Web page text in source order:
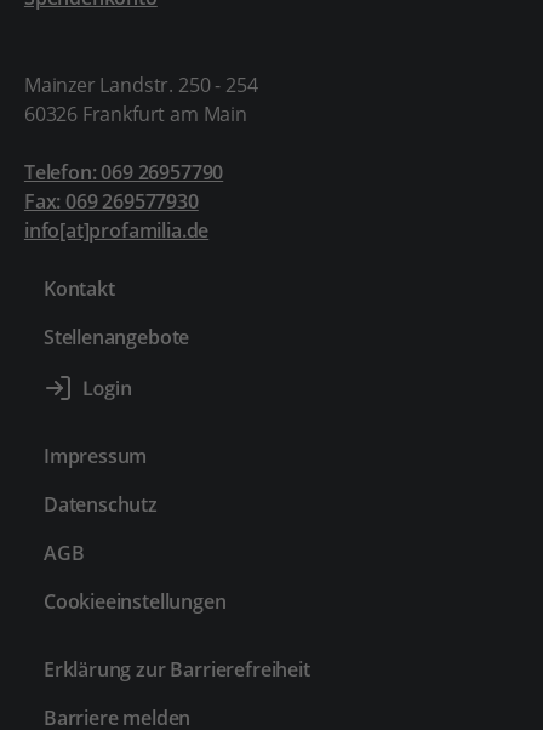
Mainzer Landstr. 250 - 254
60326 Frankfurt am Main
Telefon: 069 26957790
Fax: 069 269577930
info[at]profamilia.de
Kontakt
Stellenangebote
Impressum
Datenschutz
AGB
Cookieeinstellungen
Erklärung zur Barrierefreiheit
Barriere melden